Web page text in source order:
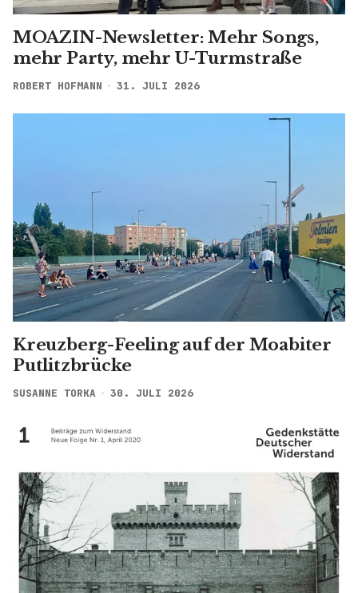
MOAZIN-Newsletter: Mehr Songs,
mehr Party, mehr U-Turmstraße
ROBERT HOFMANN 31. JULI 2026
Kreuzberg-Feeling auf der Moabiter
Putlitzbrücke
SUSANNE TORKA 30. JULI 2026